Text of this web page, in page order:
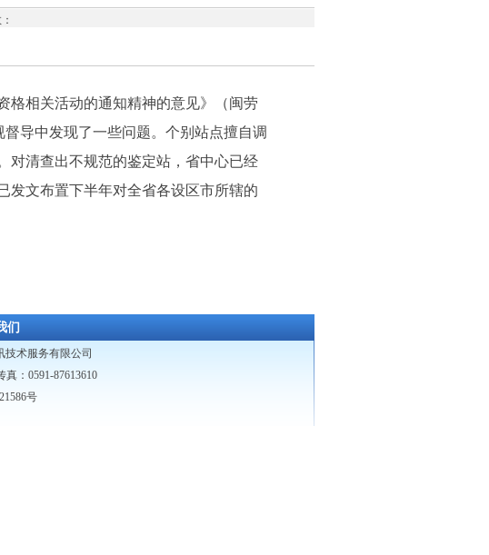
相关活动的通知精神的意见》（闽劳
导中发现了一些问题。个别站点擅自调
对清查出不规范的鉴定站，省中心已经
发文布置下半年对全省各设区市所辖的
们
技术服务有限公司
：0591-87613610
号